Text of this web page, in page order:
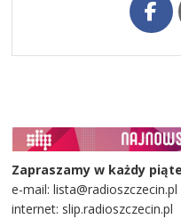
Zapraszamy w każdy
e-mail: lista@radioszczecin.pl
internet: slip.radioszczecin.pl